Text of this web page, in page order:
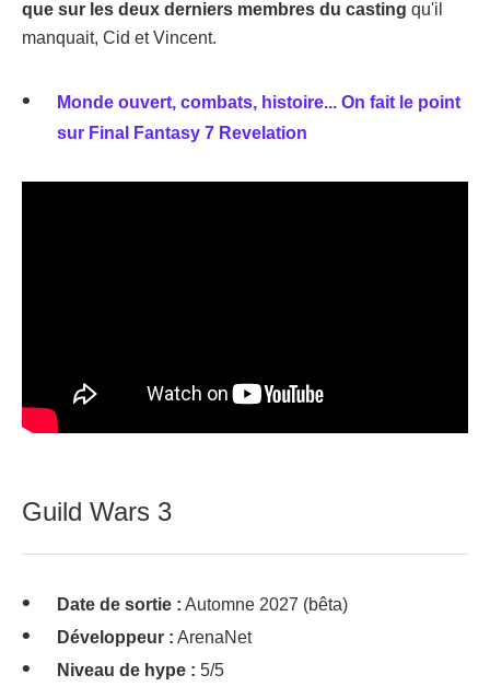
que sur les deux derniers membres du casting qu'il
manquait, Cid et Vincent.
Monde ouvert, combats, histoire... On fait le point
sur Final Fantasy 7 Revelation
Guild Wars 3
Date de sortie : Automne 2027 (bêta)
Développeur : ArenaNet
Niveau de hype : 5/5